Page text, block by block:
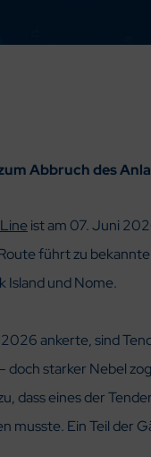
Abbruch des
ist am 07. Juni
führt zu
Island und Nome.
ankerte, sind
starker Nebel
dass eines der
musste. Ein Teil der